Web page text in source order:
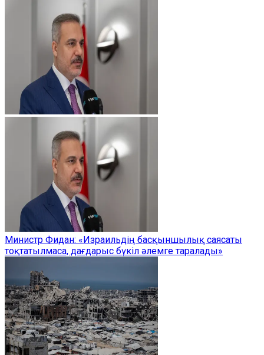
Министр Фидан: «Израильдің басқыншылық саясаты
тоқтатылмаса, дағдарыс бүкіл әлемге таралады»